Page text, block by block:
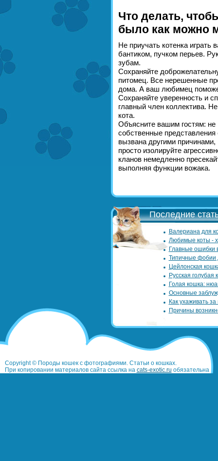
Что делать,
было как можно
Не приучать котенка играть
бантиком, пучком перьев.
зубам.
Сохраняйте
питомец. Все нерешенные
дома. А ваш любимец
Сохраняйте уверенность и
главный член коллектива.
кота.
Объясните вашим гостям: не
собственные
вызвана другими
просто изолируйте
кланов немедленно
выполняя функции вожака.
Последние
Валериана для
Любимые коты -
Главные ошибки
Типичные фобии
Цейлонская
Русская голубая
Голая кошка:
Основные
Как ухаживать
Причины
Copyright © Породы кошек с фотографиями. Статьи о кошках.
При копировании материалов сайта ссылка на cats-exotic.ru обязательна